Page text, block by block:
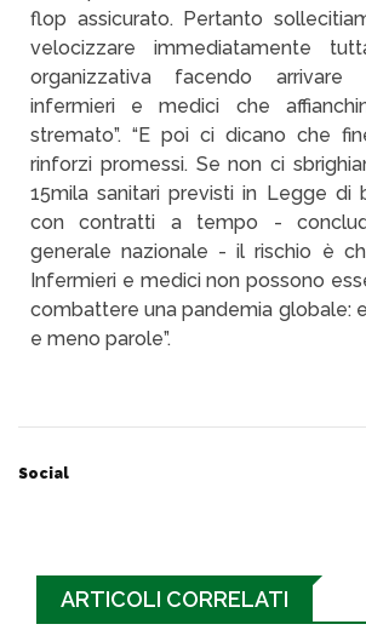
flop assicurato. Pertanto
velocizzare immediatamente
organizzativa facendo arrivare
infermieri e medici che
stremato”. “E poi ci dicano che
rinforzi promessi. Se non ci
15mila sanitari previsti in Legge di
con contratti a tempo -
generale nazionale - il rischio è
Infermieri e medici non possono
combattere una pandemia globale:
e meno parole”.
Social
ARTICOLI CORRELATI